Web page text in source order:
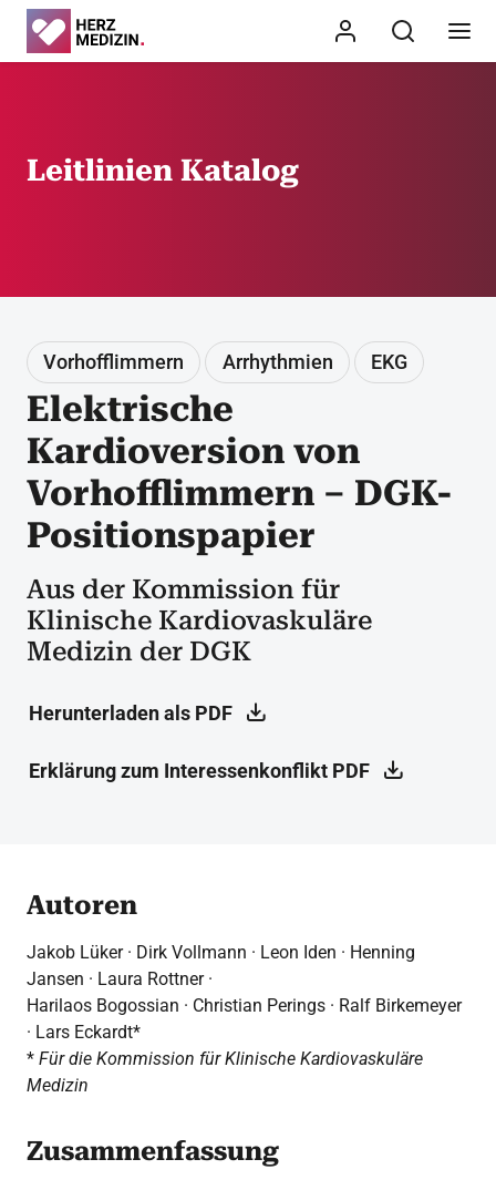
Leitlinien Katalog
Vorhofflimmern Arrhythmien EKG
Elektrische
Kardioversion von
Vorhofflimmern – DGK-
Positionspapier
Aus der Kommission für
Klinische Kardiovaskuläre
Medizin der DGK
Herunterladen als PDF
Erklärung zum Interessenkonflikt PDF
Autoren
Jakob Lüker · Dirk Vollmann · Leon Iden · Henning
Jansen · Laura Rottner ·
Harilaos Bogossian · Christian Perings · Ralf Birkemeyer
· Lars Eckardt*
* Für die Kommission für Klinische Kardiovaskuläre
Medizin
Zusammenfassung